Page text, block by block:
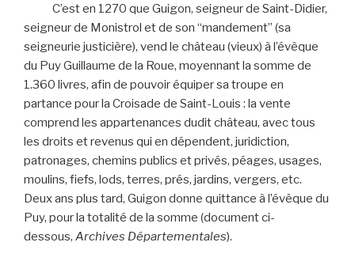
C’est en 1270 que Guigon, seigneur de Saint-Didier,
seigneur de Monistrol et de son “mandement” (sa
seigneurie justicière), vend le château (vieux) à l’évêque
du Puy Guillaume de la Roue, moyennant la somme de
1.360 livres, afin de pouvoir équiper sa troupe en
partance pour la Croisade de Saint-Louis : la vente
comprend les appartenances dudit château, avec tous
les droits et revenus qui en dépendent, juridiction,
patronages, chemins publics et privés, péages, usages,
moulins, fiefs, lods, terres, prés, jardins, vergers, etc.
Deux ans plus tard, Guigon donne quittance à l’évêque du
Puy, pour la totalité de la somme (document ci-
dessous, Archives Départementales).